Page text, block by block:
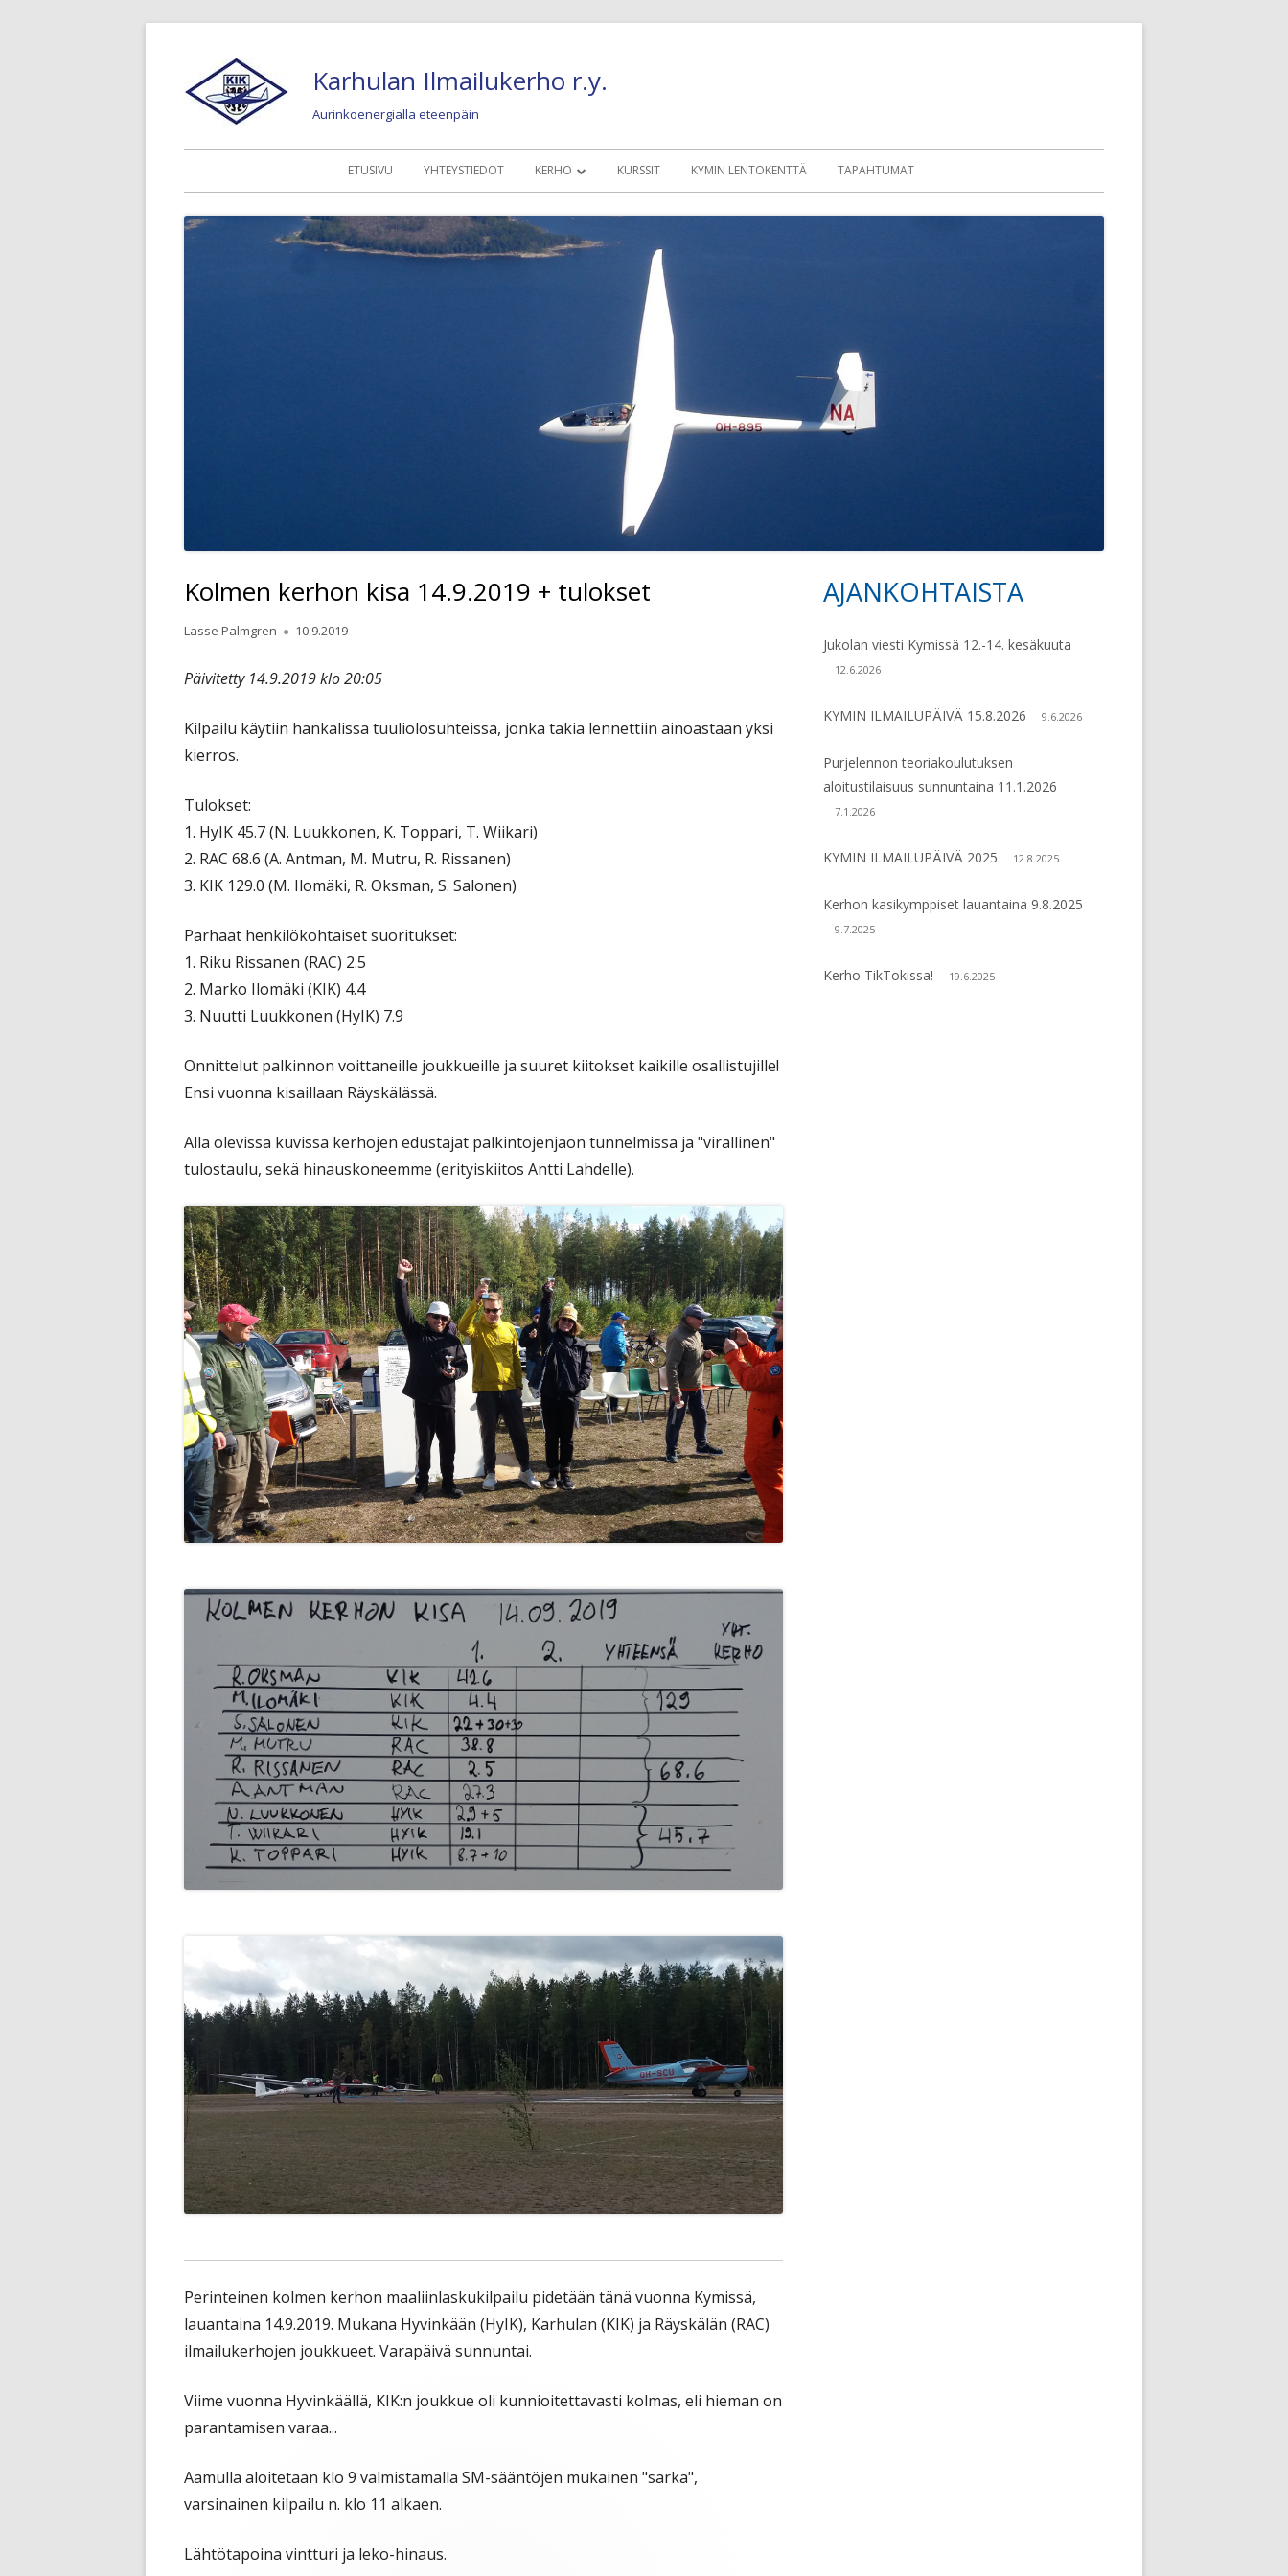
Karhulan Ilmailukerho r.y.
Aurinkoenergialla eteenpäin
valikko
ETUSIVU YHTEYSTIEDOT KERHO
KERHOLAISILLE
KONEET 1945 – 1959
KONEET 1960 – 1969
HISTORIAA JA NOSTALGIAA
HYÖTYLINKIT
KURSSIT KYMIN LENTOKENTTÄ TAPAHTUMAT
Kolmen kerhon kisa 14.9.2019 + tulokset
Kirjoittaja
Lasse Palmgren Julkaistu
10.9.2019
Päivitetty 14.9.2019 klo 20:05
Kilpailu käytiin hankalissa tuuliolosuhteissa, jonka takia lennettiin ainoastaan yksi
kierros.
Tulokset:
1. HyIK 45.7 (N. Luukkonen, K. Toppari, T. Wiikari)
2. RAC 68.6 (A. Antman, M. Mutru, R. Rissanen)
3. KIK 129.0 (M. Ilomäki, R. Oksman, S. Salonen)
Parhaat henkilökohtaiset suoritukset:
1. Riku Rissanen (RAC) 2.5
2. Marko Ilomäki (KIK) 4.4
3. Nuutti Luukkonen (HyIK) 7.9
Onnittelut palkinnon voittaneille joukkueille ja suuret kiitokset kaikille osallistujille!
Ensi vuonna kisaillaan Räyskälässä.
Alla olevissa kuvissa kerhojen edustajat palkintojenjaon tunnelmissa ja "virallinen"
tulostaulu, sekä hinauskoneemme (erityiskiitos Antti Lahdelle).
Perinteinen kolmen kerhon maaliinlaskukilpailu pidetään tänä vuonna Kymissä,
lauantaina 14.9.2019. Mukana Hyvinkään (HyIK), Karhulan (KIK) ja Räyskälän (RAC)
ilmailukerhojen joukkueet. Varapäivä sunnuntai.
Viime vuonna Hyvinkäällä, KIK:n joukkue oli kunnioitettavasti kolmas, eli hieman on
parantamisen varaa...
Aamulla aloitetaan klo 9 valmistamalla SM-sääntöjen mukainen "sarka",
varsinainen kilpailu n. klo 11 alkaen.
Lähtötapoina vintturi ja leko-hinaus.
Sivupalkki
AJANKOHTAISTA
Jukolan viesti Kymissä 12.-14. kesäkuuta
12.6.2026
KYMIN ILMAILUPÄIVÄ 15.8.2026 9.6.2026
Purjelennon teoriakoulutuksen
aloitustilaisuus sunnuntaina 11.1.2026
7.1.2026
KYMIN ILMAILUPÄIVÄ 2025 12.8.2025
Kerhon kasikymppiset lauantaina 9.8.2025
9.7.2025
Kerho TikTokissa! 19.6.2025